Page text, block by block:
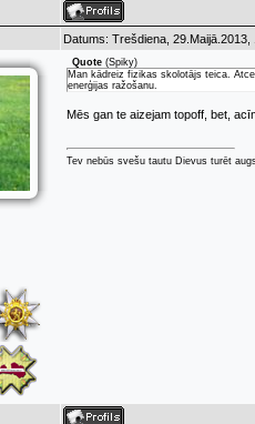
Datums: Trešdiena,
Quote (Spiky)
Man kādreiz fizikas skolotājs teica.
enerģijas ražošanu.
Mēs gan te aizejam topoff, bet,
Tev nebūs svešu tautu Dievus turēt